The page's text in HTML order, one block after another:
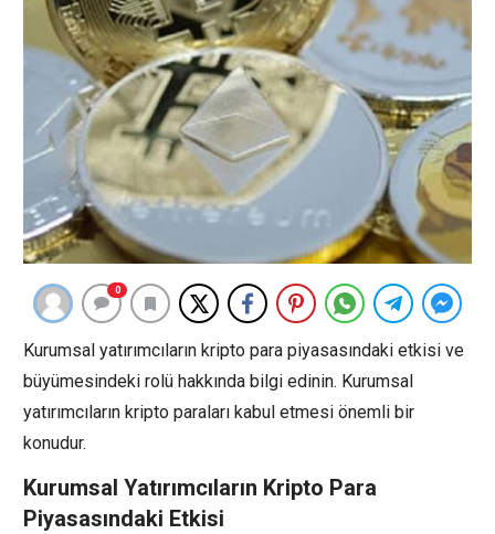
0
Kurumsal yatırımcıların kripto para piyasasındaki etkisi ve
büyümesindeki rolü hakkında bilgi edinin. Kurumsal
yatırımcıların kripto paraları kabul etmesi önemli bir
konudur.
Kurumsal Yatırımcıların Kripto Para
Piyasasındaki Etkisi